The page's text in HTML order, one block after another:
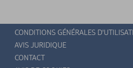
CONDITIONS GÉNÉRALES
AVIS JURIDIQUE
CONTACT